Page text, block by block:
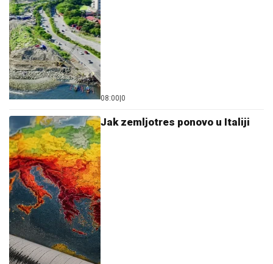
08:00 0
Jak zemljotres ponovo u Italiji